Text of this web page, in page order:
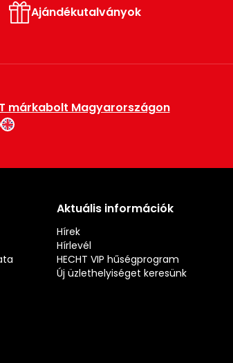
Ajándékutalványok
márkabolt Magyarországon
Aktuális információk
Hírek
Hírlevél
HECHT VIP hűségprogram
Új üzlethelyiséget keresünk